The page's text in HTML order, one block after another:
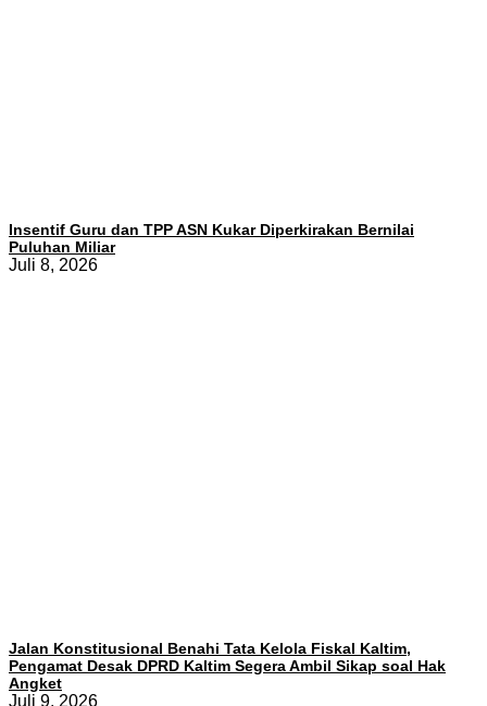
Insentif Guru dan TPP ASN Kukar Diperkirakan Bernilai
Puluhan Miliar
Juli 8, 2026
Jalan Konstitusional Benahi Tata Kelola Fiskal Kaltim,
Pengamat Desak DPRD Kaltim Segera Ambil Sikap soal Hak
Angket
Juli 9, 2026